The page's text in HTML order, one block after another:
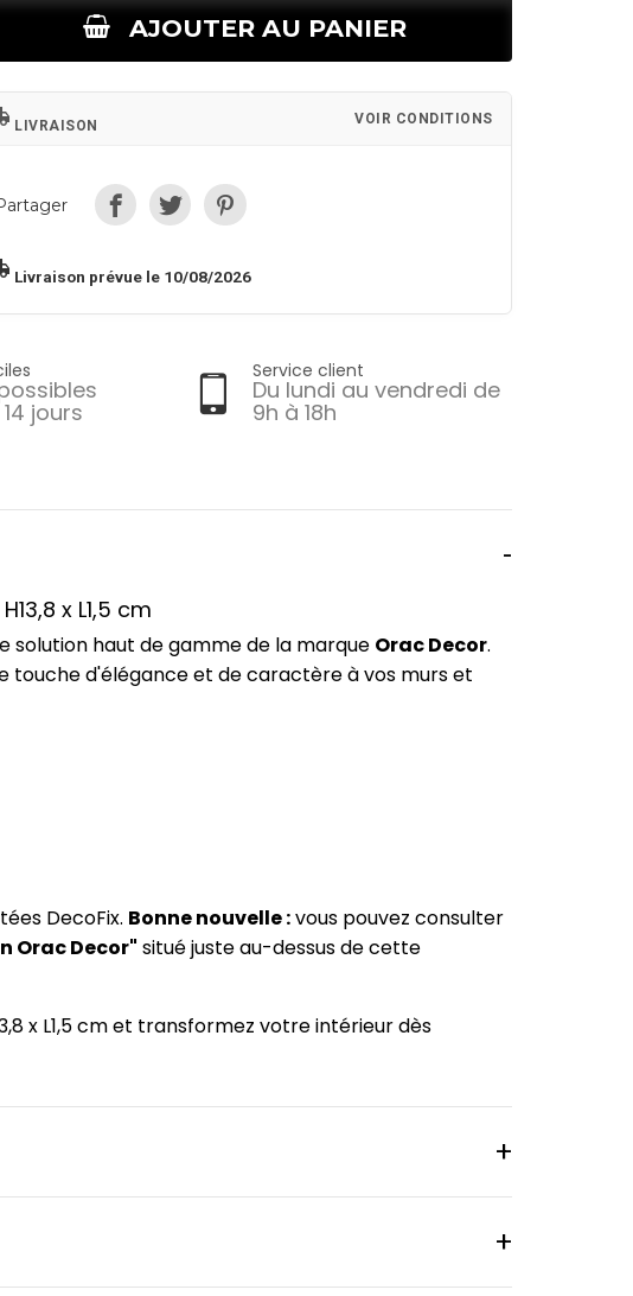
AJOUTER AU PANIER
LIVRAISON VOIR CONDITIONS
Livraison prévue le 10/08/2026
jours
Service client
Du lundi au vendredi de
9h à 18h
x L1,5 cm
solution haut de gamme de la marque Orac Decor.
d'élégance et de caractère à vos murs et
DecoFix. Bonne nouvelle :vous pouvez consulter
Orac Decor" situé juste au-dessus de cette
x L1,5 cm et transformez votre intérieur dès